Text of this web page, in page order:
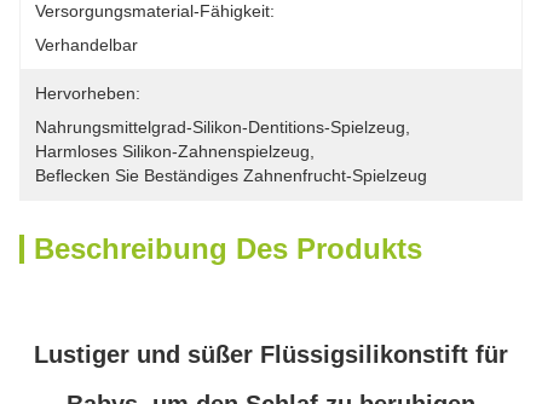
Versorgungsmaterial-Fähigkeit:
Verhandelbar
Hervorheben:
Nahrungsmittelgrad-Silikon-Dentitions-Spielzeug
Harmloses Silikon-Zahnenspielzeug
Beflecken Sie Beständiges Zahnenfrucht-Spielzeug
Beschreibung Des Produkts
Lustiger und süßer Flüssigsilikonstift für